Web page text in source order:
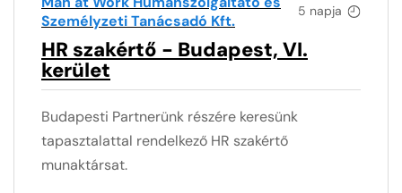
5 napja
Személyzeti Tanácsadó Kft.
HR szakértő - Budapest, VI.
kerület
Budapesti Partnerünk részére keresünk
tapasztalattal rendelkező HR szakértő
munaktársat.